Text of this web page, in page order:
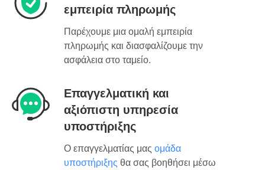
εμπειρία πληρωμής
Παρέχουμε μια ομαλή εμπειρία
πληρωμής και διασφαλίζουμε την
ασφάλεια στο ταμείο.
Επαγγελματική και
αξιόπιστη υπηρεσία
υποστήριξης
Ο επαγγελματίας μας ομάδα
υποστήριξης θα σας βοηθήσει μέσω